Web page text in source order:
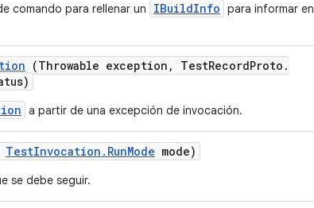
comando para rellenar un IBuildInfo para informar en
(Throwable exception , TestRecordProto .
a partir de una excepción de invocación.
TestInvocation . RunMode mode)
se debe seguir.